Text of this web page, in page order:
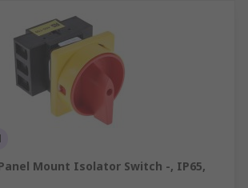
Panel Mount Isolator Switch -, IP65,